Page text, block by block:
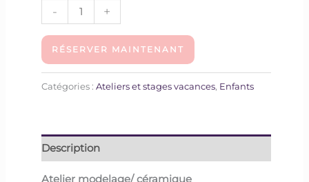
- +
RÉSERVER MAINTENANT
Catégories :Ateliers et stages vacances, Enfants
Description
Atelier modelage/ céramique